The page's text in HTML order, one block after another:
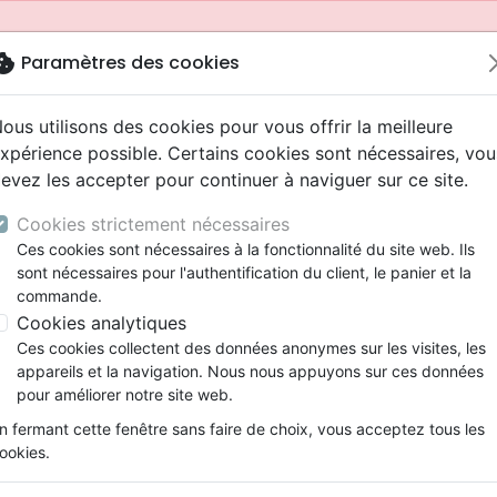
Nouveautés
Testaments
Etude biblique
Segond
Darby
Bandes dessinées
Souffrance, Relation d'aide
Ethique, société, politique
ans
Adolescents, jeunes
Latino, Folk
Soul
Rap, Hip-hop
Louange, Adoration
Pop, Rock
animés
conférences
Films, fiction
Jeux
Papeterie
depuis votre pays (United States).
gros caractères, noire, semi-souple textile, tranche
Paramètres des cookies
utilisons des cookies pour vous offrir la meilleure
possible. Certains cookies sont nécessaires,
les accepter pour continuer à naviguer sur ce site.
Cookies strictement nécessaires
Ces cookies sont nécessaires à la fonctionnalité du site web. Ils
sont nécessaires pour l'authentification du client, le panier et la
commande.
Cookies analytiques
Ces cookies collectent des données anonymes sur les visites, les
appareils et la navigation. Nous nous appuyons sur ces données
pour améliorer notre site web.
fermant cette fenêtre sans faire de choix, vous acceptez tous les